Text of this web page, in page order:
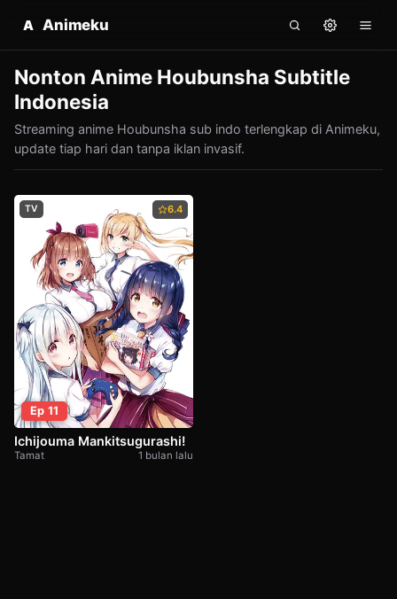
A Animeku
Nonton Anime Houbunsha Subtitle
Indonesia
Streaming anime Houbunsha sub indo terlengkap di Animeku,
update tiap hari dan tanpa iklan invasif.
TV 6.4
Ep 11
Ichijouma Mankitsugurashi!
Tamat 1 bulan lalu